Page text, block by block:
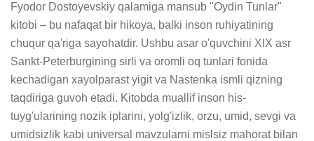
Fyodor Dostoyevskiy qalamiga mansub "Oydin Tunlar"
kitobi – bu nafaqat bir hikoya, balki inson ruhiyatining
chuqur qa'riga sayohatdir. Ushbu asar o'quvchini XIX asr
Sankt-Peterburgining sirli va oromli oq tunlari fonida
kechadigan xayolparast yigit va Nastenka ismli qizning
taqdiriga guvoh etadi. Kitobda muallif inson his-
tuyg'ularining nozik iplarini, yolg'izlik, orzu, umid, sevgi va
umidsizlik kabi universal mavzularni mislsiz mahorat bilan